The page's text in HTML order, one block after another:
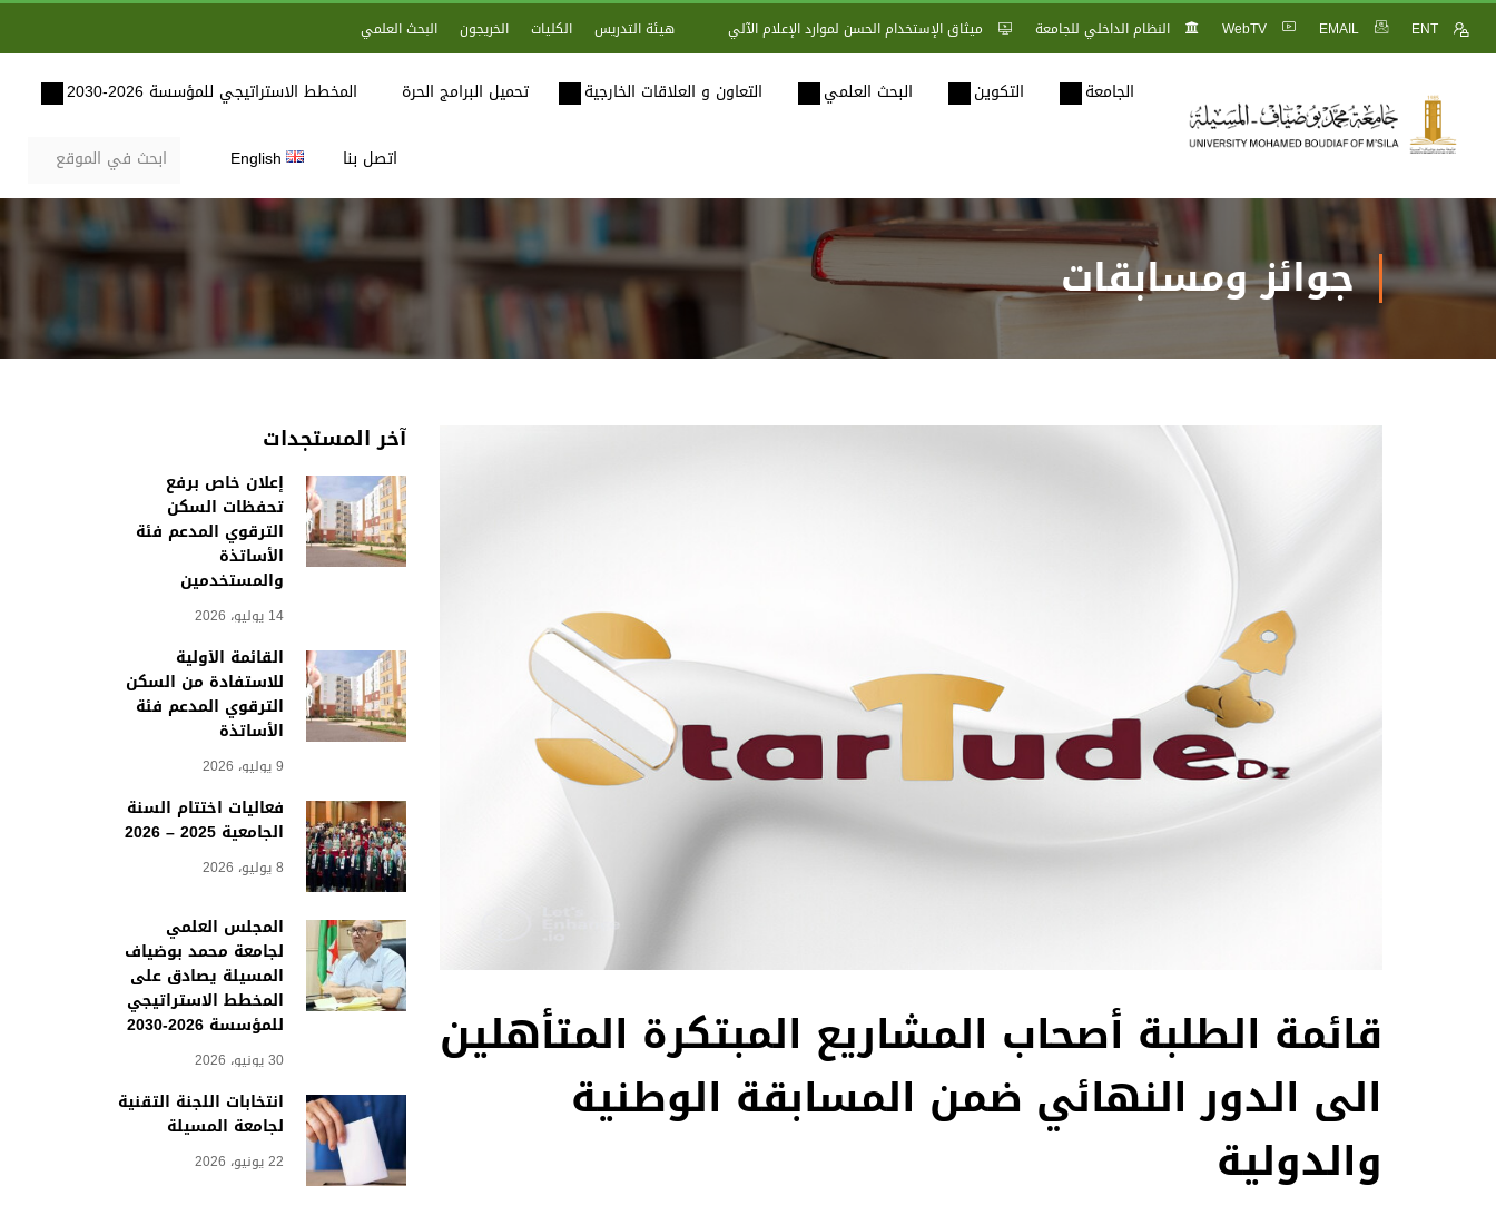
ENT
EMAIL
WebTV النظام الداخلي للجامعة ميثاق الإستخدام الحسن لموارد الإعلام الآلي هيئة التدريس الكليات الخريجون البحث العلمي
الجامعة التكوين البحث العلمي التعاون و العلاقات الخارجية تحميل البرامج الحرة المخطط الاستراتيجي للمؤسسة 2026-2030
اتصل بنا English
جوائز ومسابقات
قائمة الطلبة أصحاب المشاريع المبتكرة المتأهلين
الى الدور النهائي ضمن المسابقة الوطنية
والدولية
آخر المستجدات
إعلان خاص برفع
تحفظات السكن
الترقوي المدعم فئة
الأساتذة
والمستخدمين
14 يوليو، 2026
القائمة الأولية
للاستفادة من السكن
الترقوي المدعم فئة
الأساتذة
9 يوليو، 2026
فعاليات اختتام السنة
الجامعية 2025 – 2026
8 يوليو، 2026
المجلس العلمي
لجامعة محمد بوضياف
المسيلة يصادق على
المخطط الاستراتيجي
للمؤسسة 2026-2030
30 يونيو، 2026
انتخابات اللجنة التقنية
لجامعة المسيلة
22 يونيو، 2026